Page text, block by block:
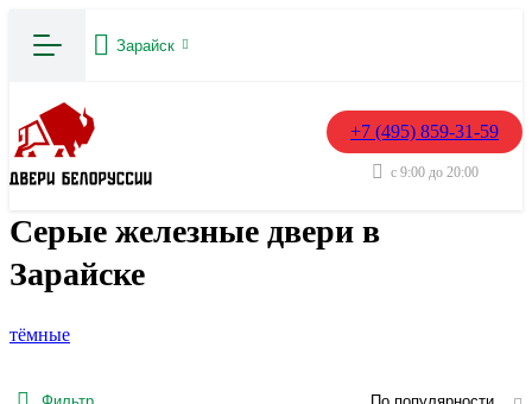
Зарайск
+7 (495) 859-31-59
с 9:00 до 20:00
Серые железные двери в
Зарайске
тёмные